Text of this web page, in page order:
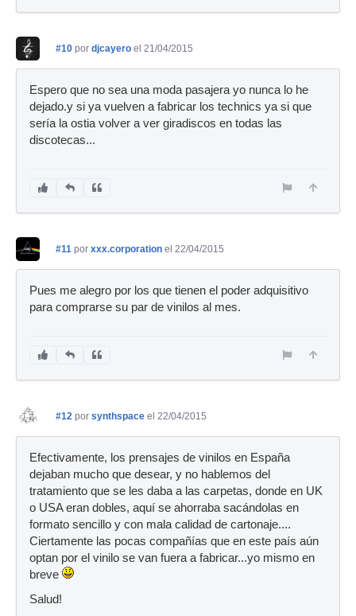
#10 por djcayero el 21/04/2015
Espero que no sea una moda pasajera yo nunca lo he
dejado.y si ya vuelven a fabricar los technics ya si que
sería la ostia volver a ver giradiscos en todas las
discotecas...
#11 por xxx.corporation el 22/04/2015
Pues me alegro por los que tienen el poder adquisitivo
para comprarse su par de vinilos al mes.
#12 por synthspace el 22/04/2015
Efectivamente, los prensajes de vinilos en España
dejaban mucho que desear, y no hablemos del
tratamiento que se les daba a las carpetas, donde en UK
o USA eran dobles, aquí se ahorraba sacándolas en
formato sencillo y con mala calidad de cartonaje....
Ciertamente las pocas compañías que en este país aún
optan por el vinilo se van fuera a fabricar...yo mismo en
breve
Salud!